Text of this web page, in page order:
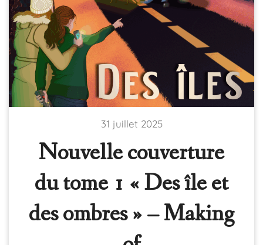
31 juillet 2025
Nouvelle couverture
du tome 1 « Des île et
des ombres » – Making